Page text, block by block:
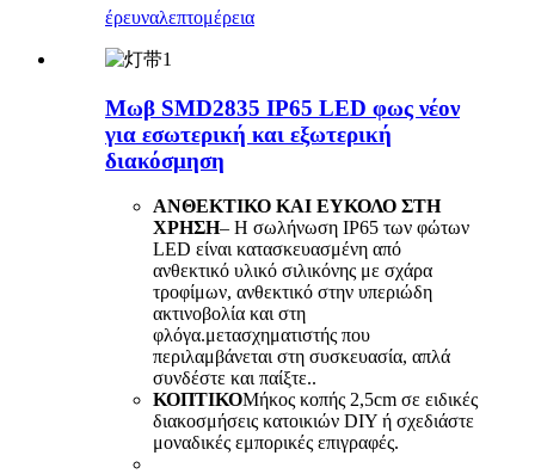
έρευναλεπτομέρεια
Μωβ SMD2835 IP65 LED φως νέον
για εσωτερική και εξωτερική
διακόσμηση
ΑΝΘΕΚΤΙΚΟ ΚΑΙ ΕΥΚΟΛΟ ΣΤΗ
ΧΡΗΣΗ– Η σωλήνωση IP65 των φώτων
LED είναι κατασκευασμένη από
ανθεκτικό υλικό σιλικόνης με σχάρα
τροφίμων, ανθεκτικό στην υπεριώδη
ακτινοβολία και στη
φλόγα.μετασχηματιστής που
περιλαμβάνεται στη συσκευασία, απλά
συνδέστε και παίξτε..
ΚΟΠΤΙΚΟΜήκος κοπής 2,5cm σε ειδικές
διακοσμήσεις κατοικιών DIY ή σχεδιάστε
μοναδικές εμπορικές επιγραφές.